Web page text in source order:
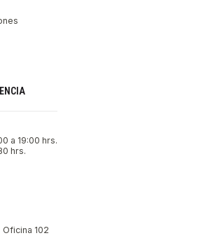
a 19:00 hrs.
hrs.
102